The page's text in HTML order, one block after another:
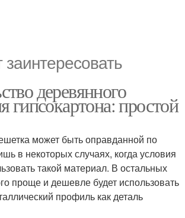
деревянного
гипсокартона: простой
может быть оправданной по
в некоторых случаях, когда условия
такой материал. В остальных
проще и дешевле будет использовать
профиль как деталь